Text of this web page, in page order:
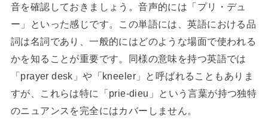
音を確認しておきましょう。音声的には「プリ・デュ
ー」といった感じです。この単語には、英語における品
詞は名詞であり、一般的にはどのような場面で使われる
かを知ることが重要です。同様の意味を持つ英語では
「prayer desk」や「kneeler」と呼ばれることもありま
すが、これらは特に「prie-dieu」という言葉が持つ独特
のニュアンスを完全にはカバーしません。